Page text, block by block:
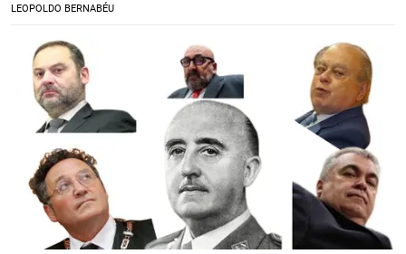
LEOPOLDO BERNABÉU